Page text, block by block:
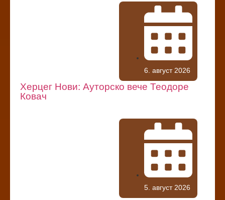
Херцег Нови: Ауторско вече Теодоре
Ковач
6. август 2026
5. август 2026